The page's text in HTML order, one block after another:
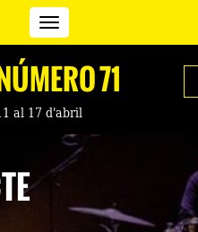
Revista
La
Tornada71
al 17 d'abril